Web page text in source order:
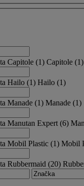
Capitole (1) Capitole (1)
Hailo (1) Hailo (1)
Manade (1) Manade (1)
Manutan Expert (6)
Mobil Plastic (1) Mobil
Rubbermaid (20)